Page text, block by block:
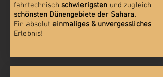
fahrtechnisch schwierigsten und zugleich
schönsten Dünengebiete der Sahara.
Ein absolut einmaliges & unvergessliches
Erlebnis!